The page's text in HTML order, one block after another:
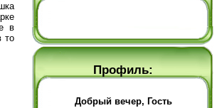
в
то
Профиль:
Добрый вечер, Гость